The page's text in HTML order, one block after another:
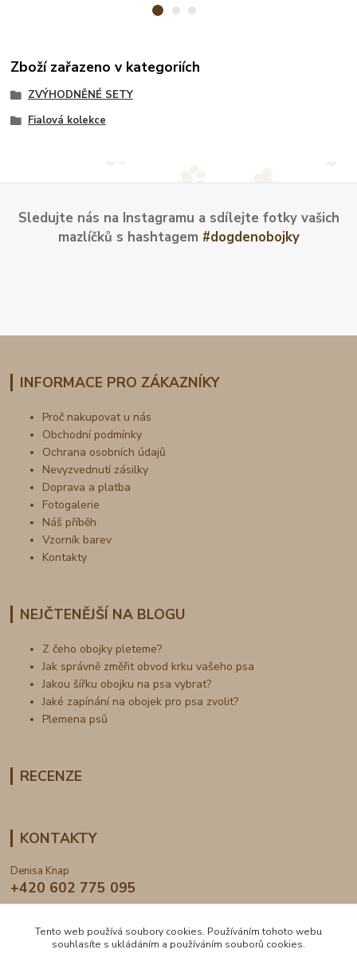
Zboží zařazeno v kategoriích
ZVÝHODNĚNÉ SETY
Fialová kolekce
Sledujte nás na Instagramu a sdílejte fotky vašich
mazlíčků s hashtagem #dogdenobojky
INFORMACE PRO ZÁKAZNÍKY
Proč nakupovat u nás
Obchodní podmínky
Ochrana osobních údajů
Nevyzvednutí zásilky
Doprava a platba
Fotogalerie
Náš příběh
Vzorník barev
Kontakty
NEJČTENĚJŠÍ NA BLOGU
Z čeho obojky pleteme?
Jak správně změřit obvod krku vašeho psa
Jakou šířku obojku na psa vybrat?
Jaké zapínání na obojek pro psa zvolit?
Plemena psů
RECENZE
KONTAKTY
Denisa Knap
+420 602 775 095
Tento web používá soubory cookies. Používáním tohoto webu
souhlasíte s ukládáním a používáním souborů cookies.